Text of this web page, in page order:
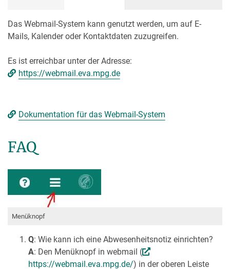
Das Webmail-System kann genutzt werden, um auf E-
Mails, Kalender oder Kontaktdaten zuzugreifen.
Es ist erreichbar unter der Adresse:
https://webmail.eva.mpg.de
Dokumentation für das Webmail-System
FAQ
Menüknopf
Q: Wie kann ich eine Abwesenheitsnotiz einrichten?
A: Den Menüknopf in webmail (
https://webmail.eva.mpg.de/) in der oberen Leiste